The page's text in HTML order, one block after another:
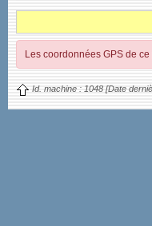
Les coordonnées GPS de
Id. machine : 1048 [Date